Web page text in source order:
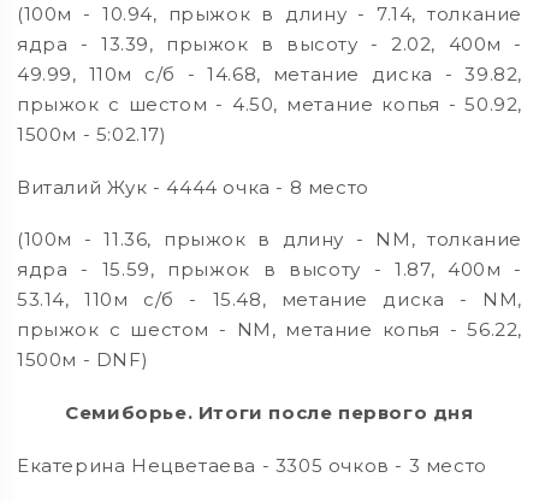
(100м - 10.94, прыжок в длину - 7.14, толкание
ядра - 13.39, прыжок в высоту - 2.02, 400м -
49.99, 110м с/б - 14.68, метание диска - 39.82,
прыжок с шестом - 4.50, метание копья - 50.92,
1500м - 5:02.17)
Виталий Жук - 4444 очка - 8 место
(100м - 11.36, прыжок в длину - NM, толкание
ядра - 15.59, прыжок в высоту - 1.87, 400м -
53.14, 110м с/б - 15.48, метание диска - NM,
прыжок с шестом - NM, метание копья - 56.22,
1500м - DNF)
Семиборье. Итоги после первого дня
Екатерина Нецветаева - 3305 очков - 3 место